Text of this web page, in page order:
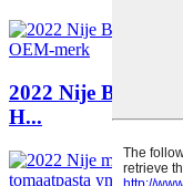
2022 Nije Batch
H...